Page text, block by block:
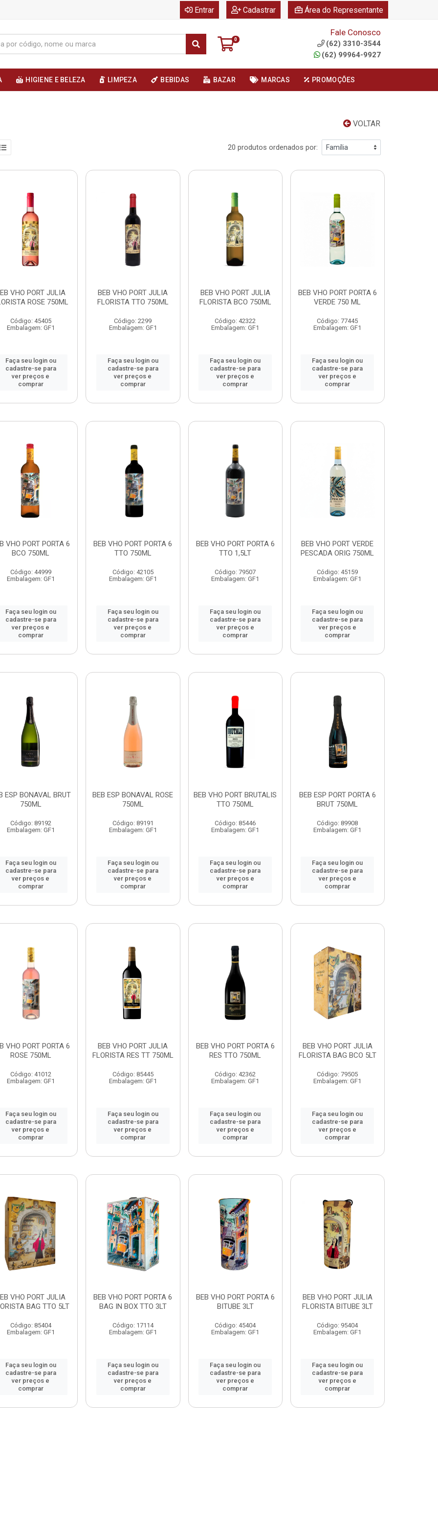
Entrar Cadastrar Área do Representante
0
Fale Conosco
(62) 3310-3544
(62) 99964-9927
HIGIENE E BELEZA LIMPEZA BEBIDAS BAZAR MARCAS PROMOÇÕES
VOLTAR
20 produtos ordenados por:
VHO PORT JULIA
ROSE 750ML
Código: 45405
Embalagem: GF1
Faça seu login ou
cadastre-se para
ver preços e
comprar
BEB VHO PORT JULIA
FLORISTA TTO 750ML
Código: 2299
Embalagem: GF1
Faça seu login ou
cadastre-se para
ver preços e
comprar
BEB VHO PORT JULIA
FLORISTA BCO 750ML
Código: 42322
Embalagem: GF1
Faça seu login ou
cadastre-se para
ver preços e
comprar
BEB VHO PORT PORTA 6
VERDE 750 ML
Código: 77445
Embalagem: GF1
Faça seu login ou
cadastre-se para
ver preços e
comprar
VHO PORT PORTA 6
BCO 750ML
Código: 44999
Embalagem: GF1
Faça seu login ou
cadastre-se para
ver preços e
comprar
BEB VHO PORT PORTA 6
TTO 750ML
Código: 42105
Embalagem: GF1
Faça seu login ou
cadastre-se para
ver preços e
comprar
BEB VHO PORT PORTA 6
TTO 1,5LT
Código: 79507
Embalagem: GF1
Faça seu login ou
cadastre-se para
ver preços e
comprar
BEB VHO PORT VERDE
PESCADA ORIG 750ML
Código: 45159
Embalagem: GF1
Faça seu login ou
cadastre-se para
ver preços e
comprar
ESP BONAVAL BRUT
750ML
Código: 89192
Embalagem: GF1
Faça seu login ou
cadastre-se para
ver preços e
comprar
BEB ESP BONAVAL ROSE
750ML
Código: 89191
Embalagem: GF1
Faça seu login ou
cadastre-se para
ver preços e
comprar
BEB VHO PORT BRUTALIS
TTO 750ML
Código: 85446
Embalagem: GF1
Faça seu login ou
cadastre-se para
ver preços e
comprar
BEB ESP PORT PORTA 6
BRUT 750ML
Código: 89908
Embalagem: GF1
Faça seu login ou
cadastre-se para
ver preços e
comprar
VHO PORT PORTA 6
ROSE 750ML
Código: 41012
Embalagem: GF1
Faça seu login ou
cadastre-se para
ver preços e
comprar
BEB VHO PORT JULIA
FLORISTA RES TT 750ML
Código: 85445
Embalagem: GF1
Faça seu login ou
cadastre-se para
ver preços e
comprar
BEB VHO PORT PORTA 6
RES TTO 750ML
Código: 42362
Embalagem: GF1
Faça seu login ou
cadastre-se para
ver preços e
comprar
BEB VHO PORT JULIA
FLORISTA BAG BCO 5LT
Código: 79505
Embalagem: GF1
Faça seu login ou
cadastre-se para
ver preços e
comprar
VHO PORT JULIA
BAG TTO 5LT
Código: 85404
Embalagem: GF1
Faça seu login ou
cadastre-se para
ver preços e
comprar
BEB VHO PORT PORTA 6
BAG IN BOX TTO 3LT
Código: 17114
Embalagem: GF1
Faça seu login ou
cadastre-se para
ver preços e
comprar
BEB VHO PORT PORTA 6
BITUBE 3LT
Código: 45404
Embalagem: GF1
Faça seu login ou
cadastre-se para
ver preços e
comprar
BEB VHO PORT JULIA
FLORISTA BITUBE 3LT
Código: 95404
Embalagem: GF1
Faça seu login ou
cadastre-se para
ver preços e
comprar